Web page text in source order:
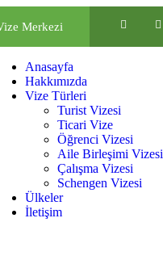
Merkezi
Anasayfa
Hakkımızda
Vize Türleri
Turist Vizesi
Ticari Vize
Öğrenci Vizesi
Aile Birleşimi Vizesi
Çalışma Vizesi
Schengen Vizesi
Ülkeler
İletişim